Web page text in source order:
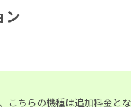
ン
ちらの機種は追加料金とな